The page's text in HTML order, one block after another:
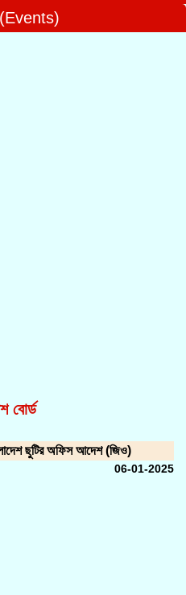
(Events)
বোর্ড
ছুটির অফিস আদেশ (জিও)
06-01-2025